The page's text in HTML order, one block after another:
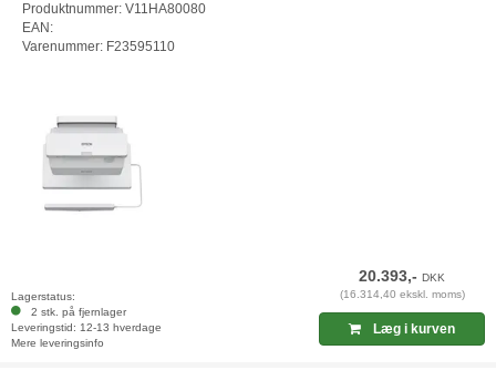
Produktnummer: V11HA80080
EAN:
Varenummer: F23595110
Lagerstatus:
2 stk. på fjernlager
Leveringstid: 12-13 hverdage
Mere leveringsinfo
20.393,-DKK
(16.314,40 ekskl. moms)
Læg i kurven